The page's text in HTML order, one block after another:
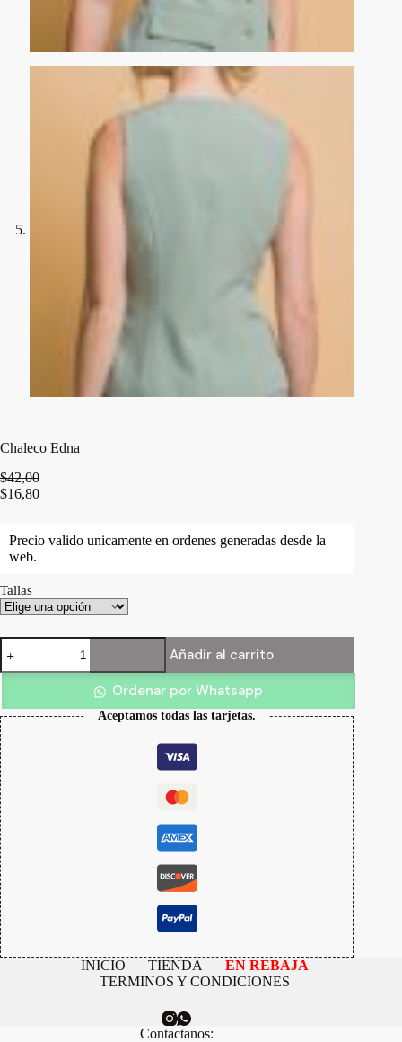
Chaleco Edna
$42,00
$16,80
Precio valido unicamente en ordenes generadas desde la
web.
Tallas
Chaleco
Edna
cantidad
Añadir al carrito
Ordenar por Whatsapp
Aceptamos todas las tarjetas.
INICIO TIENDA
EN REBAJA
TERMINOS Y CONDICIONES
Contactanos: